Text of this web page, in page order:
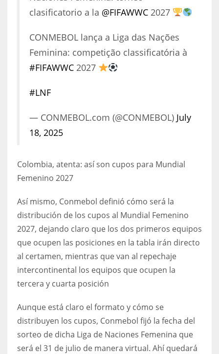
22
WSH
26
clasificatorio a la @FIFAWWC 2027
CONMEBOL lança a Liga das Nações
Feminina: competição classificatória à
#FIFAWWC 2027
#LNF
— CONMEBOL.com (@CONMEBOL) July
18, 2025
Colombia, atenta: así son cupos para Mundial
Femenino 2027
Así mismo, Conmebol definió cómo será la
distribución de los cupos al Mundial Femenino
2027, dejando claro que los dos primeros equipos
que ocupen las posiciones en la tabla irán directo
al certamen, mientras que van al repechaje
intercontinental los equipos que ocupen la
tercera y cuarta posición
Aunque está claro el formato y cómo se
distribuyen los cupos, Conmebol fijó la fecha del
sorteo de dicha Liga de Naciones Femenina que
será el 31 de julio de manera virtual. Ahí quedará